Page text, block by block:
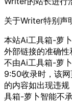
关于Writer特别声
本站Ai工具箱-萝
外部链接的准确性
不由Ai工具箱-萝
9:50收录时，该
的内容如出现违
具箱-萝卜智能不